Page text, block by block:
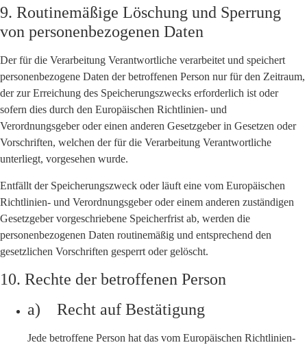
9. Routinemäßige Löschung und Sperrung
von personenbezogenen Daten
Der für die Verarbeitung Verantwortliche verarbeitet und speichert
personenbezogene Daten der betroffenen Person nur für den Zeitraum,
der zur Erreichung des Speicherungszwecks erforderlich ist oder
sofern dies durch den Europäischen Richtlinien- und
Verordnungsgeber oder einen anderen Gesetzgeber in Gesetzen oder
Vorschriften, welchen der für die Verarbeitung Verantwortliche
unterliegt, vorgesehen wurde.
Entfällt der Speicherungszweck oder läuft eine vom Europäischen
Richtlinien- und Verordnungsgeber oder einem anderen zuständigen
Gesetzgeber vorgeschriebene Speicherfrist ab, werden die
personenbezogenen Daten routinemäßig und entsprechend den
gesetzlichen Vorschriften gesperrt oder gelöscht.
10. Rechte der betroffenen Person
a) Recht auf Bestätigung
Jede betroffene Person hat das vom Europäischen Richtlinien-